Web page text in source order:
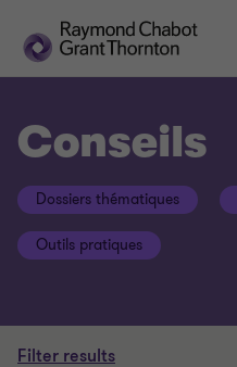
Conseils
Dossiers thématiques
Outils pratiques
Filter results